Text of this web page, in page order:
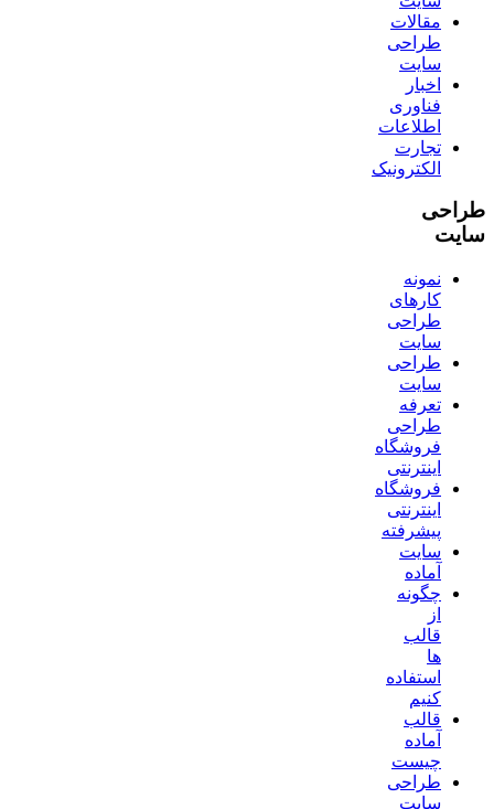
مقالات
طراحی
سایت
اخبار
فناوری
اطلاعات
تجارت
الکترونیک
طراحی
سایت
نمونه
کارهای
طراحی
سایت
طراحی
سایت
تعرفه
طراحی
فروشگاه
اینترنتی
فروشگاه
اینترنتی
پیشرفته
سایت
آماده
چگونه
از
قالب
ها
استفاده
کنیم
قالب
آماده
چیست
طراحی
سایت